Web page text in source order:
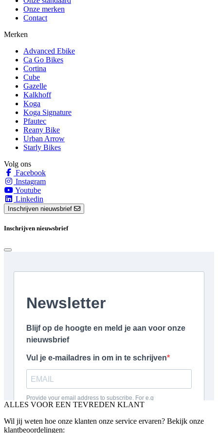
Onze merken
Contact
Merken
Advanced Ebike
Ca Go Bikes
Cortina
Cube
Gazelle
Kalkhoff
Koga
Koga Signature
Pfautec
Reany Bike
Urban Arrow
Starly Bikes
Volg ons
Facebook
Instagram
Youtube
Linkedin
Inschrijven nieuwsbrief
Inschrijven nieuwsbrief
ALLES VOOR EEN TEVREDEN KLANT
Wil jij weten hoe onze klanten onze service ervaren? Bekijk onze
klantbeoordelingen: